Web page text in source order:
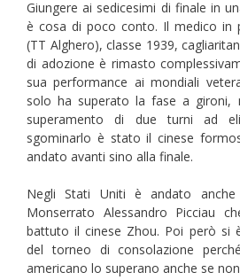
Giungere ai sedicesimi di finale in
è cosa di poco conto. Il medico in
(TT Alghero), classe 1939,
di adozione è rimasto
sua performance ai mondiali
solo ha superato la fase a
superamento di due turni ad
sgominarlo è stato il cinese
andato avanti sino alla finale.
Negli Stati Uniti è andato
Monserrato Alessandro Picciau
battuto il cinese Zhou. Poi però si
del torneo di consolazione
americano lo superano anche se